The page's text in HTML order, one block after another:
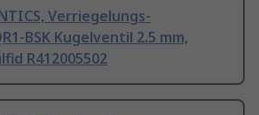
Verriegelungs-
BSK Kugelventil 2.5 mm,
R412005502